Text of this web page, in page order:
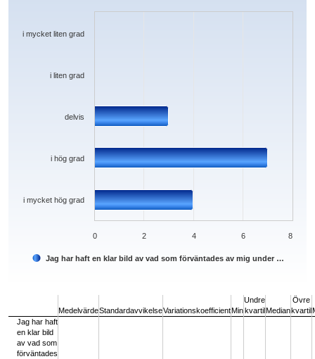
The chart has 1 X axis displaying categories.
Jag har haft en klar bild av vad som förväntades av mig under …
i mycket hög grad
i hög grad
delvis
i liten grad
i mycket liten grad
0 2 4 6 8
MedelvärdeStandardavvikelseVariationskoefficientMin
Undre
kvartilMedian
Övre
kvartil
Jag har haft
en klar bild
av vad som
förväntades